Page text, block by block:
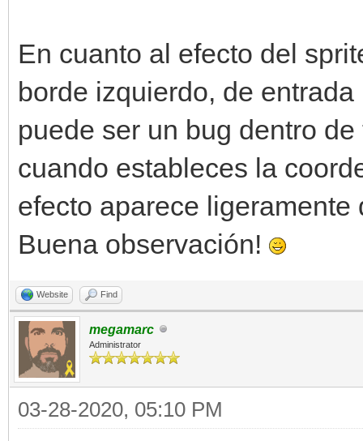
self.y)
and self.x < 608):
self.x +=
self.y)
self.y > 16):
self.y -=
En cuanto al efecto del
borde izquierdo, de
puede ser un bug dentro
cuando estableces la
efecto aparece
Buena observación!
Website Find
megamarc
Administrator
03-28-2020, 05:10 PM